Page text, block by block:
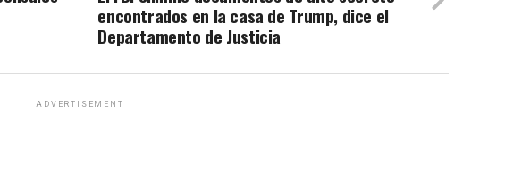
encontrados en la casa de Trump, dice el
Departamento de Justicia
ADVERTISEMENT